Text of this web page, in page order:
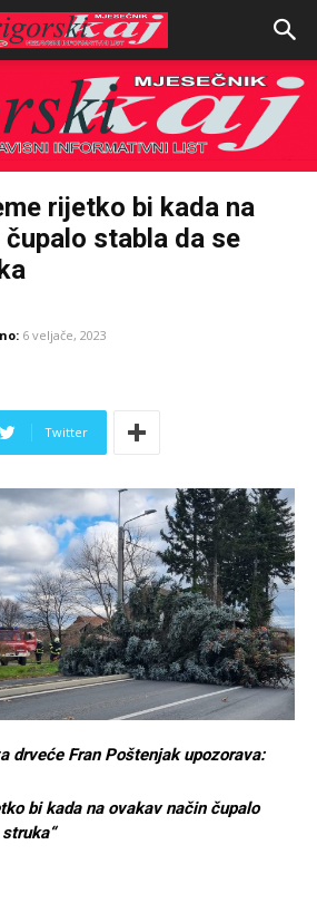
rijetko bi kada na
stabla da se
6 veljače, 2023
Twitter
drveće Fran Poštenjak upozorava:
bi kada na ovakav način čupalo